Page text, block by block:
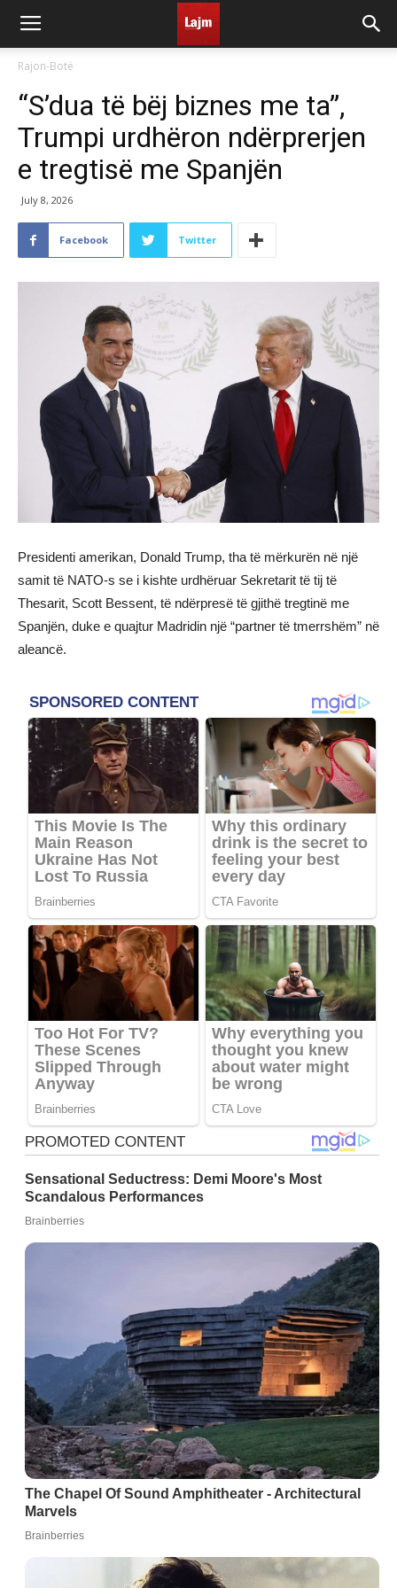
Rajon-Botë
“S’dua të bëj biznes me ta”,
Trumpi urdhëron ndërprerjen
e tregtisë me Spanjën
July 8, 2026
Facebook Twitter
Presidenti amerikan, Donald Trump, tha të mërkurën në një
samit të NATO-s se i kishte urdhëruar Sekretarit të tij të
Thesarit, Scott Bessent, të ndërpresë të gjithë tregtinë me
Spanjën, duke e quajtur Madridin një “partner të tmerrshëm” në
aleancë.